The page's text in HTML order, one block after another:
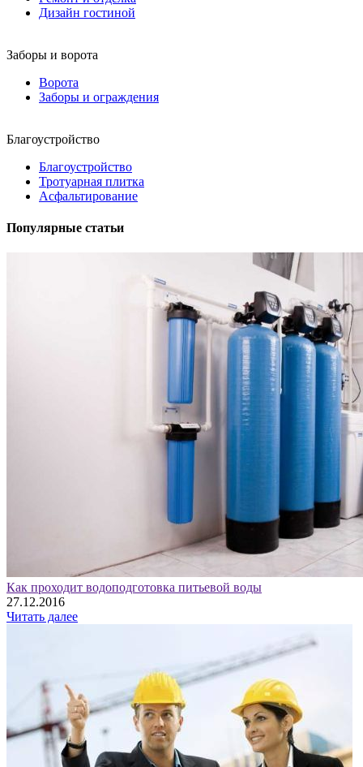
Дизайн гостиной
Заборы и ворота
Ворота
Заборы и ограждения
Благоустройство
Благоустройство
Тротуарная плитка
Асфальтирование
Популярные статьи
Как проходит водоподготовка питьевой воды
27.12.2016
Читать далее